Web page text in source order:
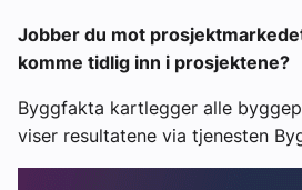
Jobber du mot
komme tidlig inn i prosjektene?
Byggfakta kartlegger alle
viser resultatene via tjenesten